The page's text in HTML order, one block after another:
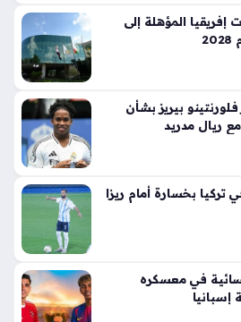
المكثفة لانطلاق الموسم الكروي
لكل فريق في عرض فني قدم خلاله
المؤهلة إلى
بيريز بشأن
ريال مدريد
تركيا بخسارة أمام ريزا
في معسكره
إسبانيا